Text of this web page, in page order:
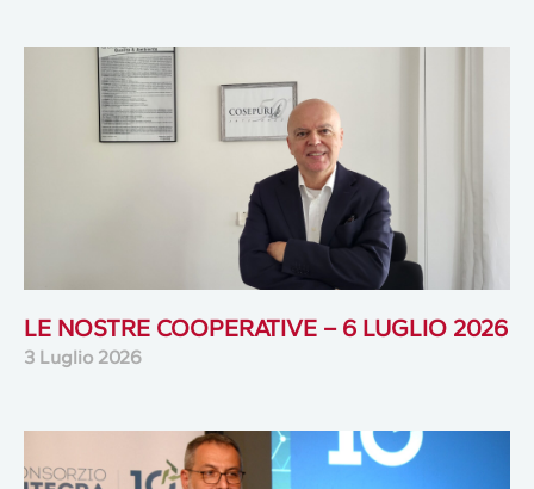
LE NOSTRE COOPERATIVE – 6 LUGLIO 2026
3 Luglio 2026